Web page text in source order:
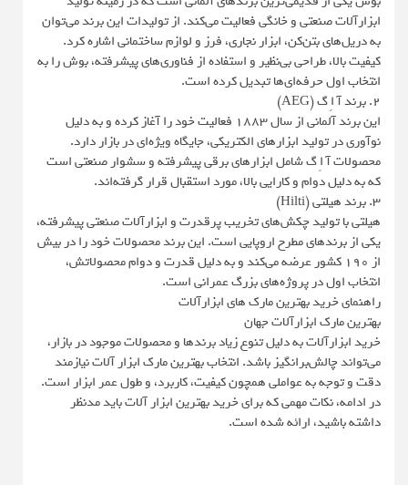
ابزارآلات صنعتی و خانگی فعالیت می‌کند. از تولیدات این برند می‌توان
به دریل‌های بتن‌کن، ابزار نجاری، فرز و لوازم ساختمانی اشاره کرد.
کیفیت بالا، طراحی بی‌نظیر و استفاده از فناوری‌های پیشرفته، بوش را به
انتخاب اول حرفه‌ای‌ها تبدیل کرده است.
2. برند آ اِ گ (AEG)
این برند آلمانی از سال 1883 فعالیت خود را آغاز کرده و به دلیل
نوآوری در تولید ابزارهای الکتریکی، جایگاه ویژه‌ای در بازار دارد.
محصولات آ اِ گ شامل ابزارهای برقی پیشرفته و سشوار صنعتی است
که به دلیل دوام و کارایی بالا، مورد استقبال قرار گرفته‌اند.
3. برند هیلتی (Hilti)
هیلتی با تولید چکش‌های تخریب پرقدرت و ابزارآلات صنعتی پیشرفته،
یکی از برندهای مطرح اروپایی است. این برند محصولات خود را در بیش
از 190 کشور عرضه می‌کند و به دلیل قدرت و دوام محصولاتش،
انتخاب اول در پروژه‌های بزرگ عمرانی است.
راهنمای خرید بهترین مارک های ابزارآلات
بهترین مارک ابزارآلات جهان
خرید ابزارآلات به دلیل تنوع زیاد برندها و محصولات موجود در بازار،
می‌تواند چالش‌برانگیز باشد. انتخاب بهترین مارک ابزار آلات نیازمند
دقت و توجه به عواملی همچون کیفیت، کاربرد، و طول عمر ابزار است.
در ادامه، نکات مهمی که برای خرید بهترین ابزار آلات باید مدنظر
داشته باشید، ارائه شده است.